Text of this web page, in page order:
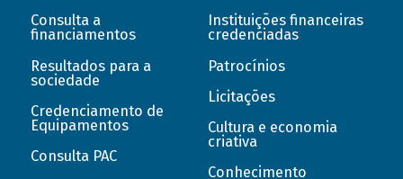
Consulta a
financiamentos
Resultados para a
sociedade
Credenciamento de
Equipamentos
Consulta PAC
Instituições financeiras
credenciadas
Patrocínios
Licitações
Cultura e economia
criativa
Conhecimento